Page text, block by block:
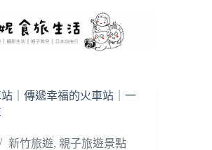
｜傳遞幸福的火車站｜一
新竹旅遊, 親子旅遊景點